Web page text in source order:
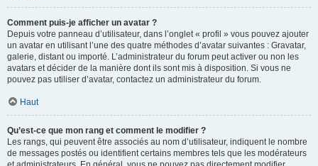
Comment puis-je afficher un avatar ?
Depuis votre panneau d’utilisateur, dans l’onglet « profil » vous pouvez ajouter
un avatar en utilisant l’une des quatre méthodes d’avatar suivantes : Gravatar,
galerie, distant ou importé. L’administrateur du forum peut activer ou non les
avatars et décider de la manière dont ils sont mis à disposition. Si vous ne
pouvez pas utiliser d’avatar, contactez un administrateur du forum.
Haut
Qu’est-ce que mon rang et comment le modifier ?
Les rangs, qui peuvent être associés au nom d’utilisateur, indiquent le nombre
de messages postés ou identifient certains membres tels que les modérateurs